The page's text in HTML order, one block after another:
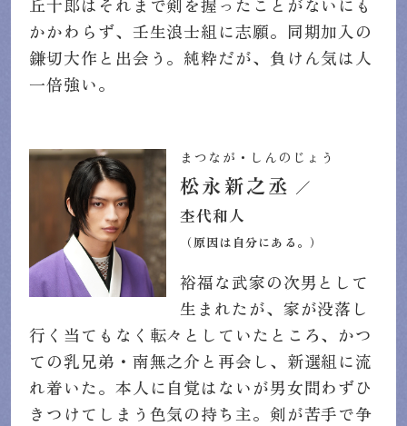
かかわらず、壬生浪士組に志願。同期加入の
鎌切大作と出会う。純粋だが、負けん気は人
一倍強い。
まつなが・しんのじょう
松永新之丞 ／
杢代和人
（原因は自分にある。）
裕福な武家の次男として
生まれたが、家が没落し
行く当てもなく転々としていたところ、かつ
ての乳兄弟・南無之介と再会し、新選組に流
れ着いた。本人に自覚はないが男女問わずひ
きつけてしまう色気の持ち主。剣が苦手で争